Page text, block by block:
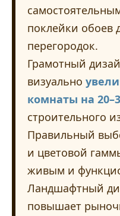
поклейки обоев
перегородок.
Грамотный
визуально
комнаты на
строительного
Правильный
и цветовой
живым и
Ландшафтный
повышает